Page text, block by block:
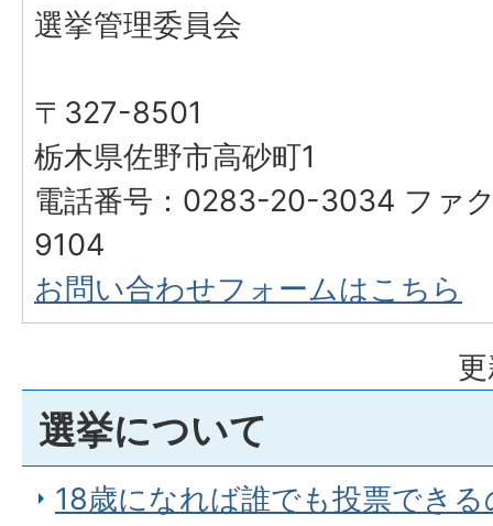
選挙管理委員会
〒327-8501
栃木県佐野市高砂町1
電話番号：0283-20-3034 ファ
9104
お問い合わせフォームはこちら
選挙について
18歳になれば誰でも投票でき